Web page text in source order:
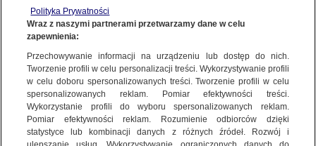
FAKTY | FAKTY PO POŁUDNIU
Mieszkańcy zalewanych miejscowości przeżywają dramat. "Co chwilę ktoś
szuka drugiej osoby"
Katarzyna Czupryńska-Chabros/Fakty po Południu TVN24
FAKTY O ŚWIECIE
WIĘCEJ
KANAŁY
Polityka Prywatności
Wraz z naszymi partnerami przetwarzamy dane w celu
zapewnienia:
Przechowywanie informacji na urządzeniu lub dostęp do nich.
Tworzenie profili w celu personalizacji treści. Wykorzystywanie profili
w celu doboru spersonalizowanych treści. Tworzenie profili w celu
spersonalizowanych reklam. Pomiar efektywności treści.
Wykorzystanie profili do wyboru spersonalizowanych reklam.
Pomiar efektywności reklam. Rozumienie odbiorców dzięki
statystyce lub kombinacji danych z różnych źródeł. Rozwój i